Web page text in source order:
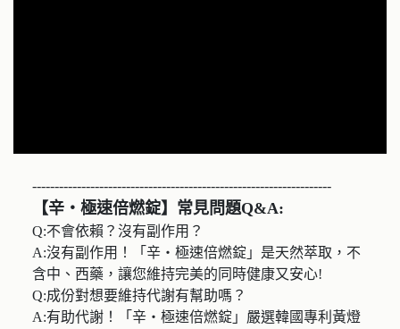
-------------------------------------------------------------------
【辛・極速倍燃錠】常見問題Q&A:
Q:不會依賴？沒有副作用？
A:沒有副作用！「辛・極速倍燃錠」是天然萃取，不
含中、西藥，讓您維持完美的同時健康又安心!
Q:成份對想要維持代謝有幫助嗎？
A:有助代謝！「辛・極速倍燃錠」嚴選韓國專利黃燈